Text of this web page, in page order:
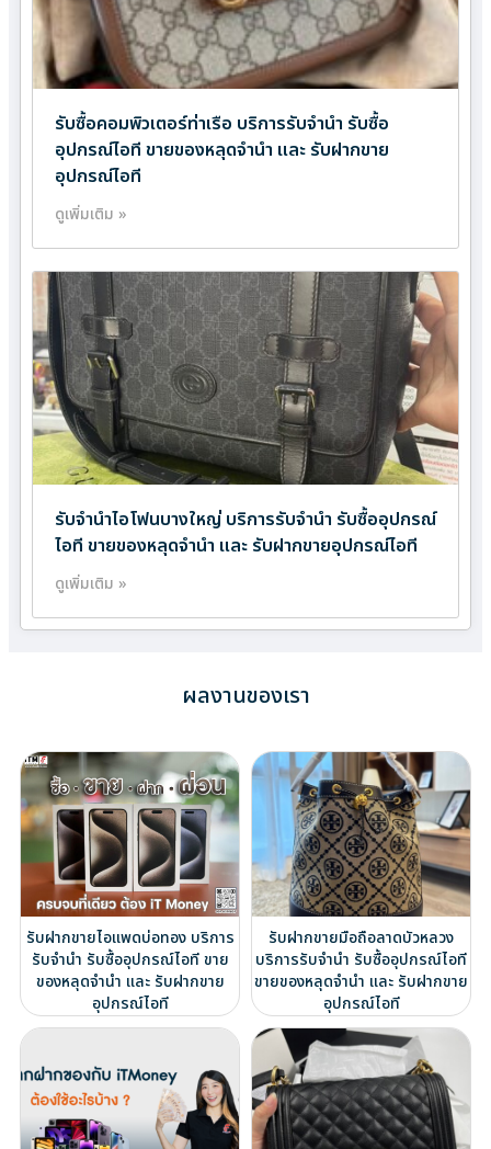
รับซื้อคอมพิวเตอร์ท่าเรือ บริการรับจำนำ รับซื้อ
อุปกรณ์ไอที ขายของหลุดจำนำ และ รับฝากขาย
อุปกรณ์ไอที
ดูเพิ่มเติม »
รับจำนำไอโฟนบางใหญ่ บริการรับจำนำ รับซื้ออุปกรณ์
ไอที ขายของหลุดจำนำ และ รับฝากขายอุปกรณ์ไอที
ดูเพิ่มเติม »
ผลงานของเรา
รับฝากขายไอแพดบ่อทอง บริการ
รับจำนำ รับซื้ออุปกรณ์ไอที ขาย
ของหลุดจำนำ และ รับฝากขาย
อุปกรณ์ไอที
รับฝากขายมือถือลาดบัวหลวง
บริการรับจำนำ รับซื้ออุปกรณ์ไอที
ขายของหลุดจำนำ และ รับฝากขาย
อุปกรณ์ไอที